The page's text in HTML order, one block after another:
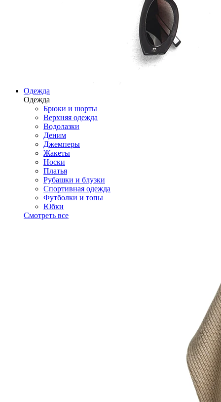
Одежда
Одежда
Брюки и шорты
Верхняя одежда
Водолазки
Деним
Джемперы
Жакеты
Носки
Платья
Рубашки и блузки
Спортивная одежда
Футболки и топы
Юбки
Смотреть все